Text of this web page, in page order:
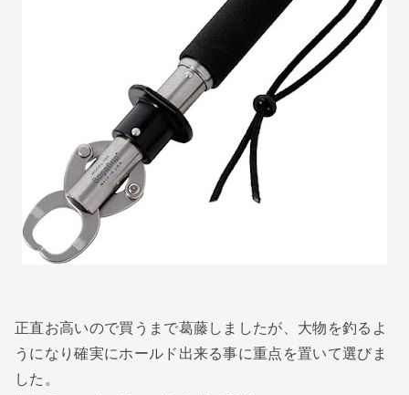
正直お高いので買うまで葛藤しましたが、大物を釣るよ
うになり確実にホールド出来る事に重点を置いて選びま
した。